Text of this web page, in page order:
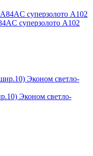
суперзолото А102
Эконом светло-